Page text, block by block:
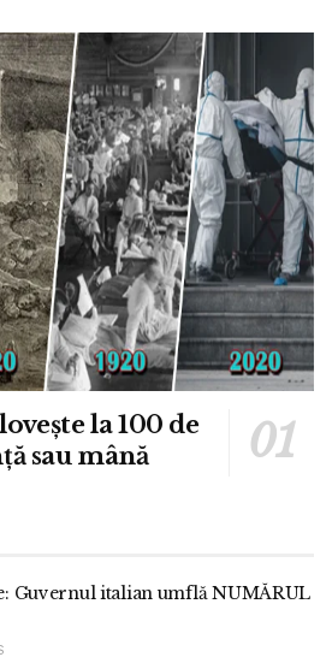
la 100 de
sau mână
Guvernul italian umflă NUMĂRUL